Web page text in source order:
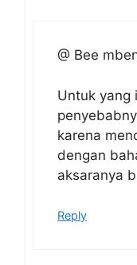
@ Bee
Untuk yang
karena
dengan
aksaranya
Reply